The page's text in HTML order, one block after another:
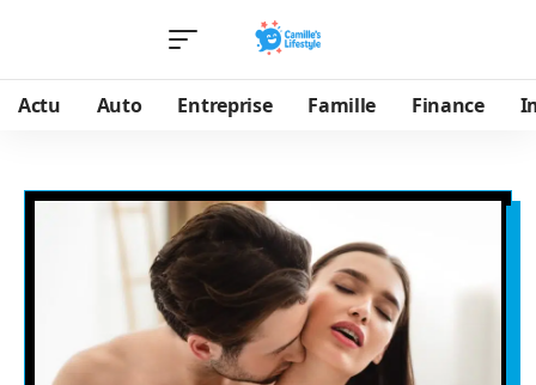
Actu Auto Entreprise Famille Finance